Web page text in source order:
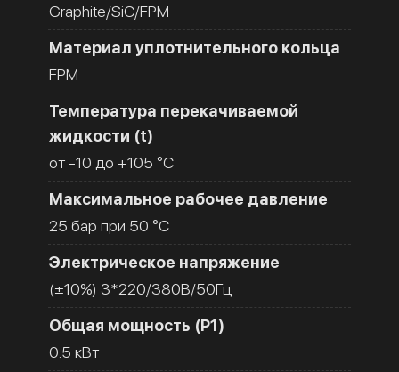
Graphite/SiC/FPM
Материал уплотнительного кольца
FPM
Температура перекачиваемой
жидкости (t)
от -10 до +105 °C
Максимальное рабочее давление
25 бар при 50 °C
Электрическое напряжение
(±10%) 3*220/380В/50Гц
Общая мощность (Р1)
0.5 кВт